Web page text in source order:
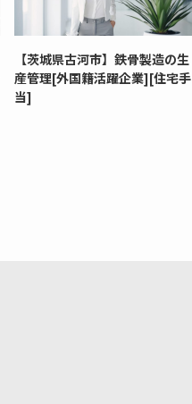
【茨城県古河市】鉄骨製造の生
産管理[外国籍活躍企業][住宅手
当]